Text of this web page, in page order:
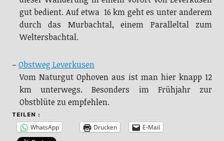
gut bedient. Auf etwa 16 km geht es unter anderem
durch das Murbachtal, einem Paralleltal zum
Weltersbachtal.
–Obstweg Leverkusen
Vom Naturgut Ophoven aus ist man hier knapp 12
km unterwegs. Besonders im Frühjahr zur
Obstblüte zu empfehlen.
TEILEN :
WhatsApp Drucken E-Mail